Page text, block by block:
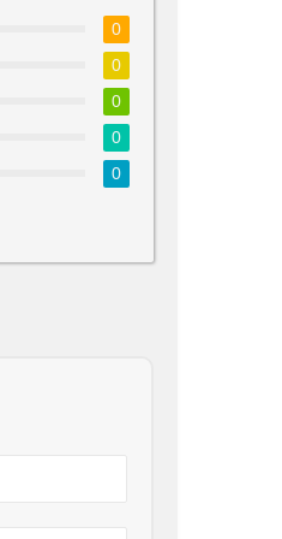
0
0
0
0
0